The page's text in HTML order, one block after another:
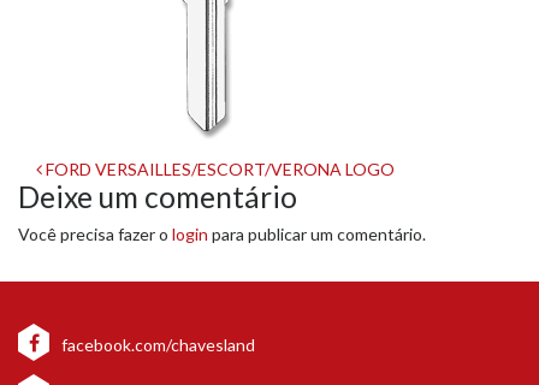
Navegação
de
post
FORD VERSAILLES/ESCORT/VERONA LOGO
Deixe um comentário
Você precisa fazer o login para publicar um comentário.
facebook.com/chavesland